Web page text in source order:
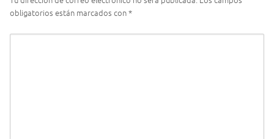
obligatorios están marcados con*